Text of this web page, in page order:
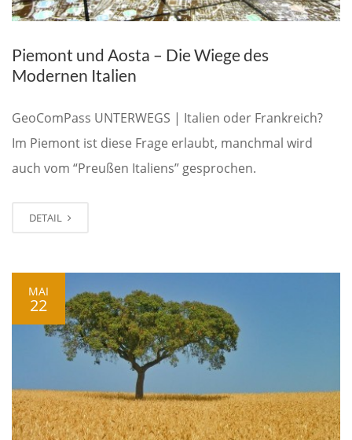
Piemont und Aosta – Die Wiege des
Modernen Italien
GeoComPass UNTERWEGS | Italien oder Frankreich?
Im Piemont ist diese Frage erlaubt, manchmal wird
auch vom “Preußen Italiens” gesprochen.
DETAIL
MAI
22